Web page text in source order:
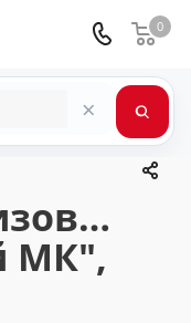
0
×
МК",